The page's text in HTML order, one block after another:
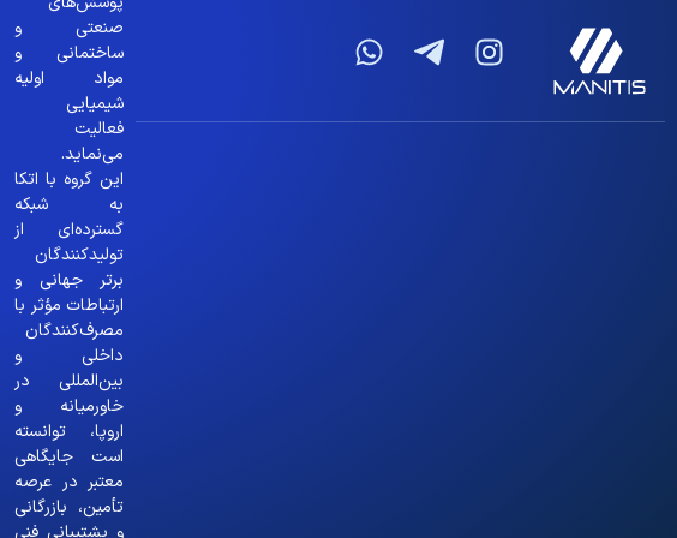
صنعتی و
ساختمانی و
مواد اولیه
شیمیایی
فعالیت
می‌نماید.
این گروه با اتکا
به شبکه
گسترده‌ای از
تولیدکنندگان
برتر جهانی و
ارتباطات مؤثر با
مصرف‌کنندگان
داخلی و
بین‌المللی در
خاورمیانه و
اروپا، توانسته
است جایگاهی
معتبر در عرصه
تأمین، بازرگانی
و پشتیبانی فنی